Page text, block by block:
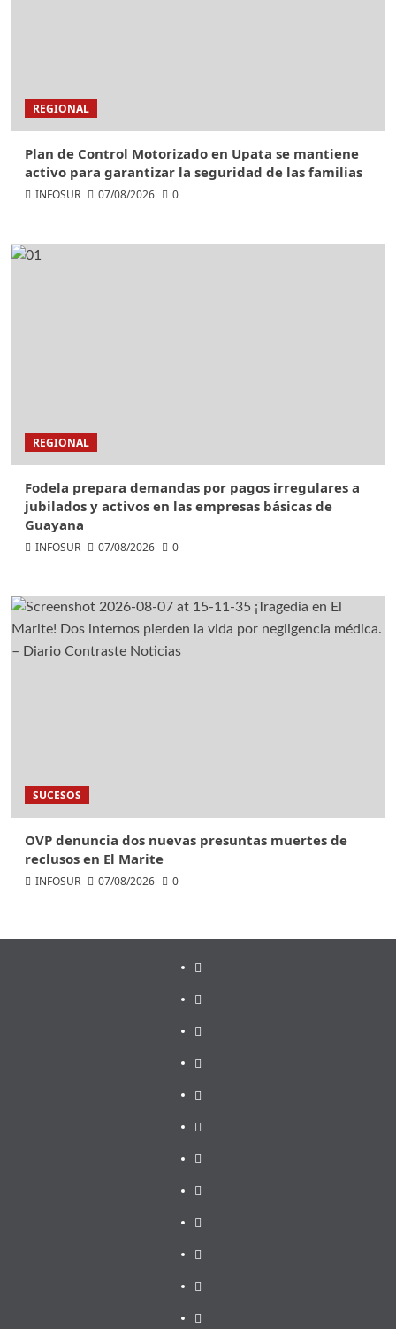
REGIONAL
Plan de Control Motorizado en Upata se mantiene
activo para garantizar la seguridad de las familias
INFOSUR 07/08/2026 0
REGIONAL
Fodela prepara demandas por pagos irregulares a
jubilados y activos en las empresas básicas de
Guayana
INFOSUR 07/08/2026 0
SUCESOS
OVP denuncia dos nuevas presuntas muertes de
reclusos en El Marite
INFOSUR 07/08/2026 0